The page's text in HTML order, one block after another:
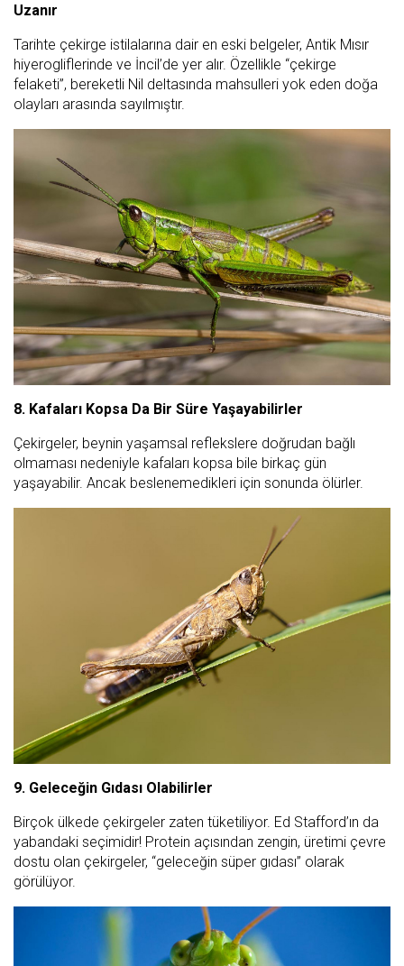
Uzanır
Tarihte çekirge istilalarına dair en eski belgeler, Antik Mısır
hiyerogliflerinde ve İncil’de yer alır. Özellikle “çekirge
felaketi”, bereketli Nil deltasında mahsulleri yok eden doğa
olayları arasında sayılmıştır.
8. Kafaları Kopsa Da Bir Süre Yaşayabilirler
Çekirgeler, beynin yaşamsal reflekslere doğrudan bağlı
olmaması nedeniyle kafaları kopsa bile birkaç gün
yaşayabilir. Ancak beslenemedikleri için sonunda ölürler.
9. Geleceğin Gıdası Olabilirler
Birçok ülkede çekirgeler zaten tüketiliyor. Ed Stafford’ın da
yabandaki seçimidir! Protein açısından zengin, üretimi çevre
dostu olan çekirgeler, “geleceğin süper gıdası” olarak
görülüyor.